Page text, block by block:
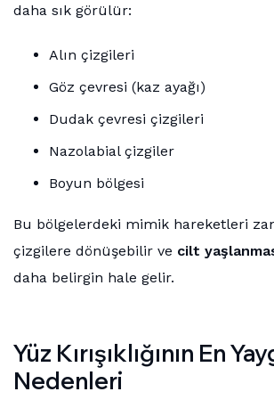
daha sık görülür:
Alın çizgileri
Göz çevresi (kaz ayağı)
Dudak çevresi çizgileri
Nazolabial çizgiler
Boyun bölgesi
Bu bölgelerdeki mimik hareketleri
çizgilere dönüşebilir ve cilt
daha belirgin hale gelir.
Yüz Kırışıklığının En
Nedenleri